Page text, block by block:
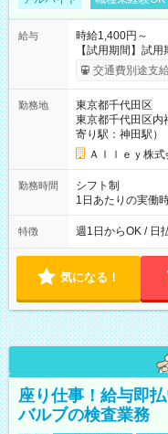
給与
時給1,400円～
【試用期間】試
給与は本採用時と
交通費別途支
勤務地
東京都千代田区
東京都千代田区内
寄り駅：神田駅）
Ａｌｌｅｙ株式
勤務時間
シフト制
1日あたりの実働
実働時間：1-5時
能！ └平日・土曜
18:00 などの
特徴 週1日からOK / 日
気になる！
座り仕事！給与即
バルブの検査業務